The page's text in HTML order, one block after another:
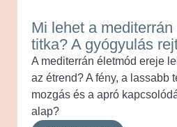
Mi lehet a
titka? A gyógyulás
A mediterrán életmód ereje
az étrend? A fény, a lassabb
mozgás és a apró
alap?